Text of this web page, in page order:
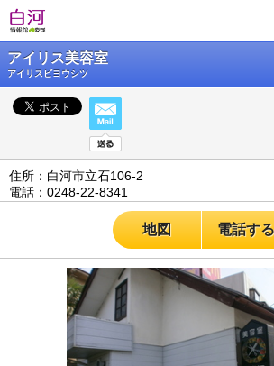
アイリス美容室
アイリスビヨウシツ
住所：白河市立石106-2
電話：0248-22-8341
地図 電話する